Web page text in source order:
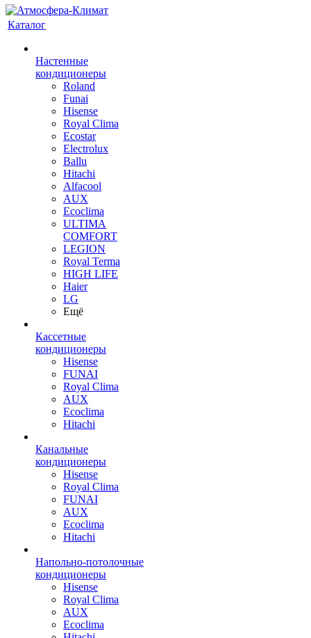
Каталог
Настенные
кондиционеры
Roland
Funai
Hisense
Royal Clima
Ecostar
Electrolux
Ballu
Hitachi
Alfacool
AUX
Ecoclima
ULTIMA
COMFORT
LEGION
Royal Terma
HIGH LIFE
Haier
LG
Ещё
Кассетные
кондиционеры
Hisense
FUNAI
Royal Clima
AUX
Ecoclima
Hitachi
Канальные
кондиционеры
Hisense
Royal Clima
FUNAI
AUX
Ecoclima
Hitachi
Напольно-потолочные
кондиционеры
Hisense
Royal Clima
AUX
Ecoclima